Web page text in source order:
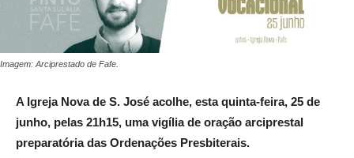
Imagem: Arciprestado de Fafe.
A Igreja Nova de S. José acolhe, estaquinta-feira, 25 de
junho, pelas 21h15, uma vigília de oração arciprestal
preparatória das Ordenações Presbiterais.